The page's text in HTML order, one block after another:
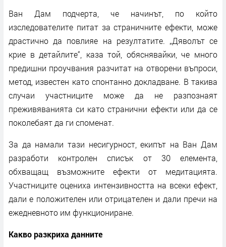
Ван Дам подчерта, че начинът, по който
изследователите питат за страничните ефекти, може
драстично да повлияе на резултатите. „Дяволът се
крие в детайлите“, каза той, обяснявайки, че много
предишни проучвания разчитат на отворени въпроси,
метод, известен като спонтанно докладване. В такива
случаи участниците може да не разпознаят
преживяванията си като странични ефекти или да се
поколебаят да ги споменат.
За да намали тази несигурност, екипът на Ван Дам
разработи контролен списък от 30 елемента,
обхващащ възможните ефекти от медитацията.
Участниците оцениха интензивността на всеки ефект,
дали е положителен или отрицателен и дали пречи на
ежедневното им функциониране.
Какво разкриха данните